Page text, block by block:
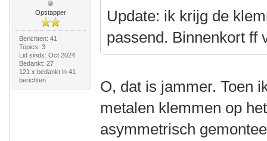
Opstapper
Berichten: 41
Topics: 3
Lid sinds: Oct 2024
Bedankt: 27
121 x bedankt in 41
berichten
Update: ik krijg de
passend. Binnenkort ff
O, dat is jammer. Toen
metalen klemmen op
asymmetrisch